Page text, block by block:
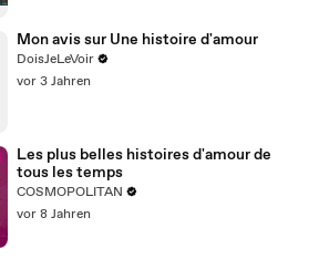
Mon avis sur Une histoire d'amour
DoisJeLeVoir
vor 3 Jahren
Les plus belles histoires d'amour de
tous les temps
COSMOPOLITAN
vor 8 Jahren